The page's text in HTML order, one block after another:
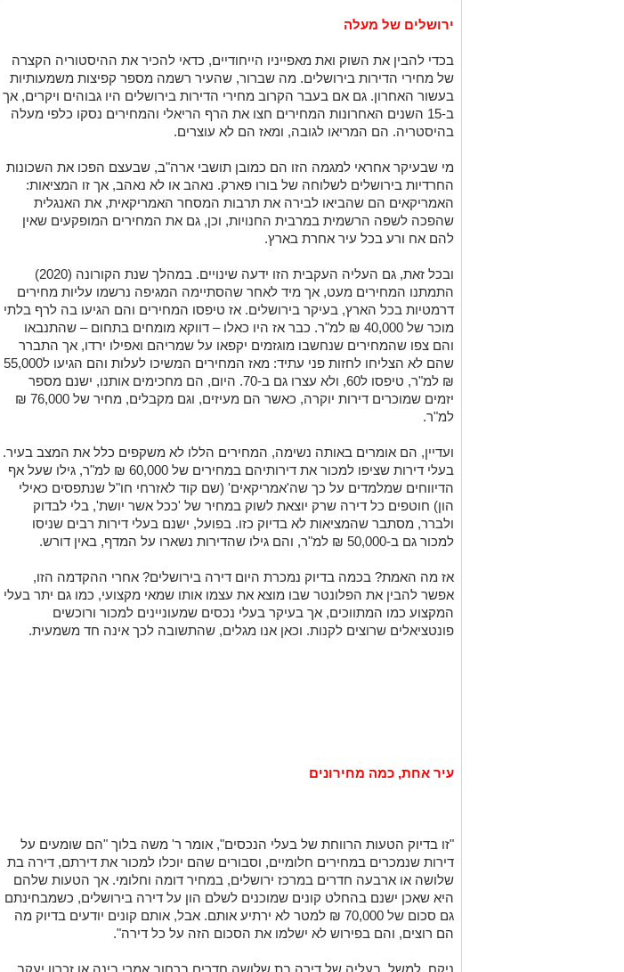
ירושלים של מעלה
בכדי להבין את השוק ואת מאפייניו הייחודיים, כדאי להכיר את ההיסטוריה הקצרה
של מחירי הדירות בירושלים. מה שברור, שהעיר רשמה מספר קפיצות משמעותיות
בעשור האחרון. גם אם בעבר הקרוב מחירי הדירות בירושלים היו גבוהים ויקרים, אך
ב-15 השנים האחרונות המחירים חצו את הרף הריאלי והמחירים נסקו כלפי מעלה
בהיסטריה. הם המריאו לגובה, ומאז הם לא עוצרים.
מי שבעיקר אחראי למגמה הזו הם כמובן תושבי ארה"ב, שבעצם הפכו את השכונות
החרדיות בירושלים לשלוחה של בורו פארק. נאהב או לא נאהב, אך זו המציאות:
האמריקאים הם שהביאו לבירה את תרבות המסחר האמריקאית, את האנגלית
שהפכה לשפה הרשמית במרבית החנויות, וכן, גם את המחירים המופקעים שאין
להם אח ורע בכל עיר אחרת בארץ.
ובכל זאת, גם העליה העקבית הזו ידעה שינויים. במהלך שנת הקורונה (2020)
התמתנו המחירים מעט, אך מיד לאחר שהסתיימה המגיפה נרשמו עליות מחירים
דרמטיות בכל הארץ, בעיקר בירושלים. אז טיפסו המחירים והם הגיעו בה לרף בלתי
מוכר של 40,000 ₪ למ"ר. כבר אז היו כאלו – דווקא מומחים בתחום – שהתנבאו
והם צפו שהמחירים שנחשבו מוגזמים יקפאו על שמריהם ואפילו ירדו, אך התברר
שהם לא הצליחו לחזות פני עתיד: מאז המחירים המשיכו לעלות והם הגיעו ל55,000
₪ למ"ר, טיפסו ל60, ולא עצרו גם ב-70. היום, הם מחכימים אותנו, ישנם מספר
יזמים שמוכרים דירות יוקרה, כאשר הם מעיזים, וגם מקבלים, מחיר של 76,000 ₪
למ"ר.
ועדיין, הם אומרים באותה נשימה, המחירים הללו לא משקפים כלל את המצב בעיר.
בעלי דירות שציפו למכור את דירותיהם במחירים של 60,000 ₪ למ"ר, גילו שעל אף
הדיווחים שמלמדים על כך שה'אמריקאים' (שם קוד לאזרחי חו"ל שנתפסים כאילי
הון) חוטפים כל דירה שרק יוצאת לשוק במחיר של 'ככל אשר יושת', בלי לבדוק
ולברר, מסתבר שהמציאות לא בדיוק כזו. בפועל, ישנם בעלי דירות רבים שניסו
למכור גם ב-50,000 ₪ למ"ר, והם גילו שהדירות נשארו על המדף, באין דורש.
אז מה האמת? בכמה בדיוק נמכרת היום דירה בירושלים? אחרי ההקדמה הזו,
אפשר להבין את הפלונטר שבו מוצא את עצמו אותו שמאי מקצועי, כמו גם יתר בעלי
המקצוע כמו המתווכים, אך בעיקר בעלי נכסים שמעוניינים למכור ורוכשים
פונטציאלים שרוצים לקנות. וכאן אנו מגלים, שהתשובה לכך אינה חד משמעית.
עיר אחת, כמה מחירונים
"זו בדיוק הטעות הרווחת של בעלי הנכסים", אומר ר' משה בלוך "הם שומעים על
דירות שנמכרים במחירים חלומיים, וסבורים שהם יוכלו למכור את דירתם, דירה בת
שלושה או ארבעה חדרים במרכז ירושלים, במחיר דומה וחלומי. אך הטעות שלהם
היא שאכן ישנם בהחלט קונים שמוכנים לשלם הון על דירה בירושלים, כשמבחינתם
גם סכום של 70,000 ₪ למטר לא ירתיע אותם. אבל, אותם קונים יודעים בדיוק מה
הם רוצים, והם בפירוש לא ישלמו את הסכום הזה על כל דירה".
ניקח, למשל, בעליה של דירה בת שלושה חדרים ברחוב אמרי בינה או זכרון יעקב.